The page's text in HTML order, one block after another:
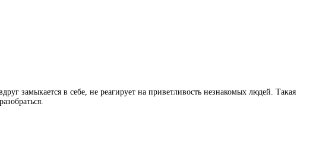
замыкается в себе, не реагирует на приветливость незнакомых людей. Такая